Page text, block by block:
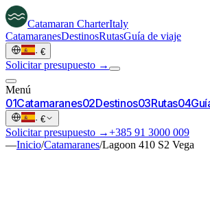
Catamaran CharterItaly
CatamaranesDestinosRutasGuía de viaje
· €
Solicitar presupuesto →
Menú
01Catamaranes02Destinos03Rutas04
· €
Solicitar presupuesto →+385 91 3000 009
—Inicio/Catamaranes/Lagoon 410 S2 Vega